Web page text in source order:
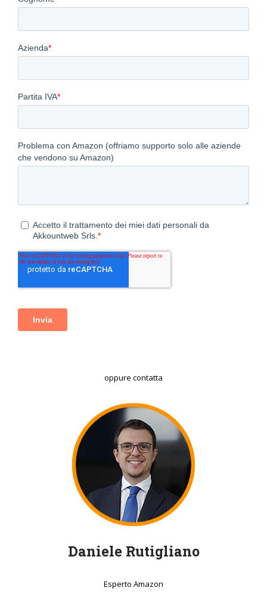
oppure contatta
Daniele Rutigliano
Esperto Amazon